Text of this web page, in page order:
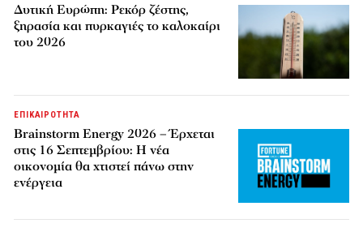
Δυτική Ευρώπη: Ρεκόρ ζέστης,
ξηρασία και πυρκαγιές το καλοκαίρι
του 2026
ΕΠΙΚΑΙΡΟΤΗΤΑ
Brainstorm Energy 2026 – Έρχεται
στις 16 Σεπτεμβρίου: Η νέα
οικονομία θα χτιστεί πάνω στην
ενέργεια